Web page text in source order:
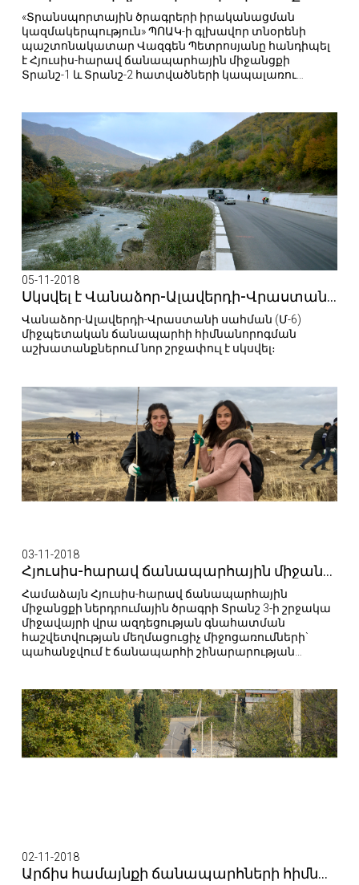
«Տրանսպորտային ծրագրերի իրականացման
կազմակերպություն» ՊՈԱԿ-ի գլխավոր տնօրենի
պաշտոնակատար Վազգեն Պետրոսյանը հանդիպել
է Հյուսիս-հարավ ճանապարհային միջանցքի
Տրանշ-1 և Տրանշ-2 հատվածների կապալառու
հետ։
05-11-2018
Սկսվել է Վանաձոր-Ալավերդի-Վրաստանի սահման (Մ-6) միջպետական ավտոճանապարհի 2-րդ՝ 51.74 կմ հատվածի հիմնանորոգումը
Վանաձոր-Ալավերդի-Վրաստանի սահման (Մ-6)
միջպետական ճանապարհի հիմնանորոգման
աշխատանքներում նոր շրջափուլ է սկսվել։
03-11-2018
Հյուսիս-հարավ ճանապարհային միջանցքի ներդրումային ծրագրի շրջանակներում Թալինի հարակից տարածքում իրականացվել է ծառատունկ
Համաձայն Հյուսիս-հարավ ճանապարհային
միջանցքի ներդրումային ծրագրի Տրանշ 3-ի շրջակա
միջավայրի վրա ազդեցության գնահատման
հաշվետվության մեղմացուցիչ միջոցառումների`
պահանջվում է ճանապարհի շինարարության
02-11-2018
Արճիս համայնքի ճանապարհների հիմնանորոգումն ավարտվել է